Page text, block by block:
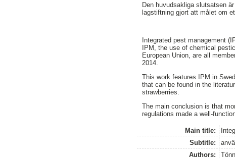
Den huvudsakliga slutsatsen
lagstiftning gjort att målet om
Integrated pest management
IPM, the use of chemical
European Union, are all
2014.
This work features IPM in
that can be found in the
strawberries.
The main conclusion is that
regulations made a well-
Main title:
Subtitle:
Authors: